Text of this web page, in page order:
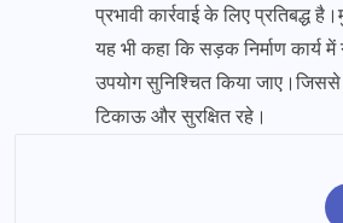
प्रभावी कार्रवाई के लिए प्रतिबद्ध
यह भी कहा कि सड़क निर्माण कार्य में
उपयोग सुनिश्चित किया
टिकाऊ और सुरक्षित रहे।